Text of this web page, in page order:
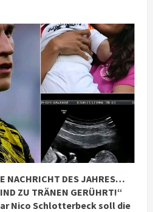
NACHRICHT DES JAHRES…
ZU TRÄNEN GERÜHRT!“
Nico Schlotterbeck soll die